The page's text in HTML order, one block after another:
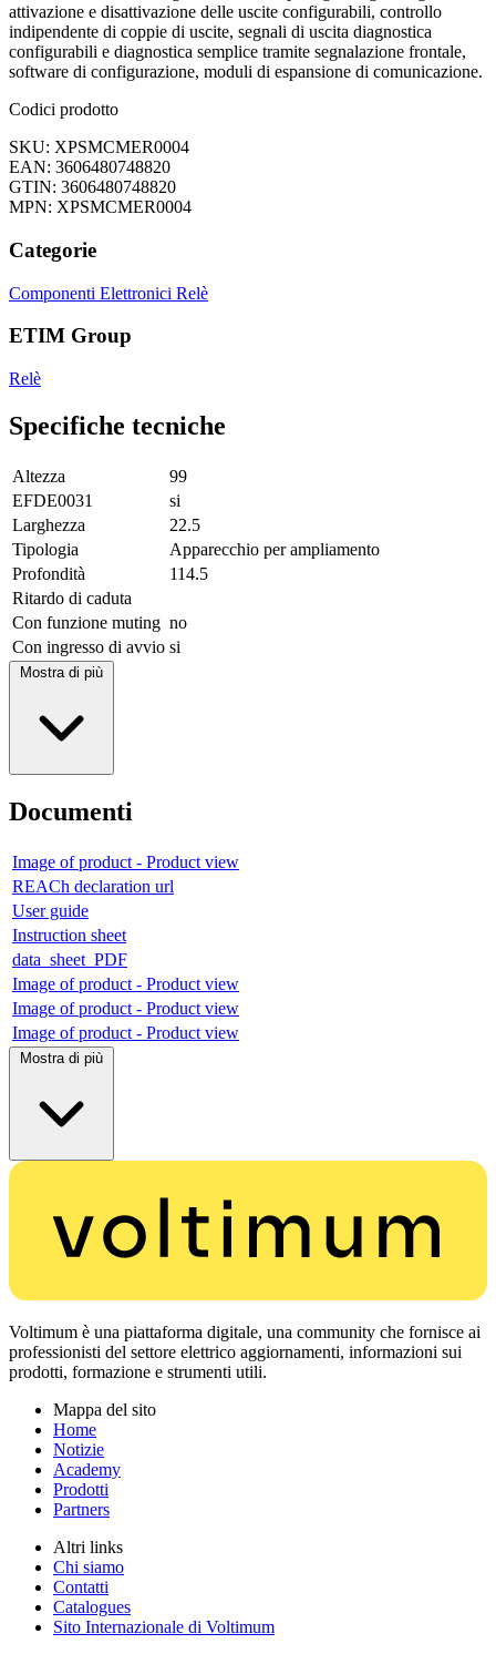
attivazione e disattivazione delle uscite configurabili, controllo
indipendente di coppie di uscite, segnali di uscita diagnostica
configurabili e diagnostica semplice tramite segnalazione frontale,
software di configurazione, moduli di espansione di comunicazione.
Codici prodotto
SKU: XPSMCMER0004
EAN: 3606480748820
GTIN: 3606480748820
MPN: XPSMCMER0004
Categorie
Componenti Elettronici Relè
ETIM Group
Relè
Specifiche tecniche
Altezza
99
EFDE0031
si
Larghezza
22.5
Tipologia
Apparecchio per ampliamento
Profondità
114.5
Ritardo di caduta
Con funzione muting no
Con ingresso di avvio si
Mostra di più
Documenti
Image of product - Product view
REACh declaration url
User guide
Instruction sheet
data_sheet_PDF
Image of product - Product view
Image of product - Product view
Image of product - Product view
Mostra di più
Voltimum è una piattaforma digitale, una community che fornisce ai
professionisti del settore elettrico aggiornamenti, informazioni sui
prodotti, formazione e strumenti utili.
Mappa del sito
Home
Notizie
Academy
Prodotti
Partners
Altri links
Chi siamo
Contatti
Catalogues
Sito Internazionale di Voltimum